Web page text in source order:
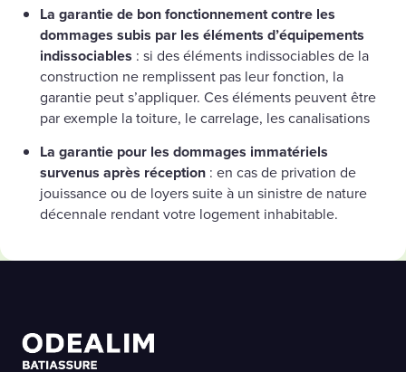
La garantie de bon fonctionnement contre les
dommages subis par les éléments d’équipements
indissociables : si des éléments indissociables de la
construction ne remplissent pas leur fonction, la
garantie peut s’appliquer. Ces éléments peuvent être
par exemple la toiture, le carrelage, les canalisations
La garantie pour les dommages immatériels
survenus après réception : en cas de privation de
jouissance ou de loyers suite à un sinistre de nature
décennale rendant votre logement inhabitable.